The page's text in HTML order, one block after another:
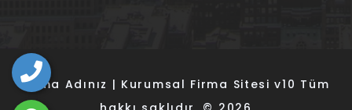
Firma Adınız | Kurumsal Firma Sitesi v10 Tüm